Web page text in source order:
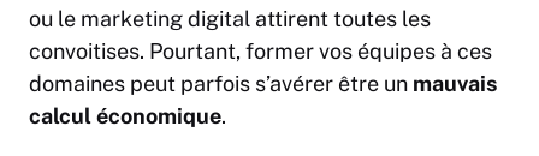
ou le marketing digital attirent toutes les
convoitises. Pourtant, former vos équipes à ces
domaines peut parfois s’avérer être un mauvais
calcul économique.